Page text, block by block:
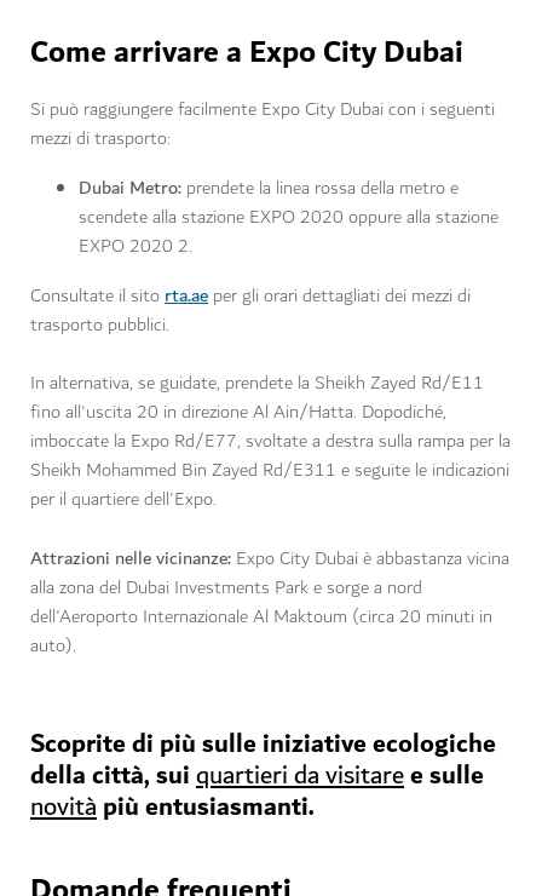
Come arrivare a Expo City Dubai
Si può raggiungere facilmente Expo City Dubai con i seguenti
mezzi di trasporto:
Dubai Metro: prendete la linea rossa della metro e
scendete alla stazione EXPO 2020 oppure alla stazione
EXPO 2020 2.
Consultate il sitorta.ae per gli orari dettagliati dei mezzi di
trasporto pubblici.
In alternativa, se guidate, prendete la Sheikh Zayed Rd/E11
fino all'uscita 20 in direzione Al Ain/Hatta. Dopodiché,
imboccate la Expo Rd/E77, svoltate a destra sulla rampa per la
Sheikh Mohammed Bin Zayed Rd/E311 e seguite le indicazioni
per il quartiere dell'Expo.
Attrazioni nelle vicinanze: Expo City Dubai è abbastanza vicina
alla zona del Dubai Investments Park e sorge a nord
dell'Aeroporto Internazionale Al Maktoum (circa 20 minuti in
auto).
Scoprite di più sulle iniziative ecologiche
della città, suiquartieri da visitaree sulle
novitàpiù entusiasmanti.